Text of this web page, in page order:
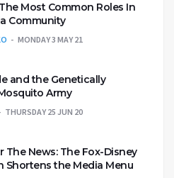
Most Common Roles In
Community
MONDAY 3 MAY 21
and the Genetically
Army
THURSDAY 25 JUN 20
The News: The Fox-Disney
Shortens the Media Menu